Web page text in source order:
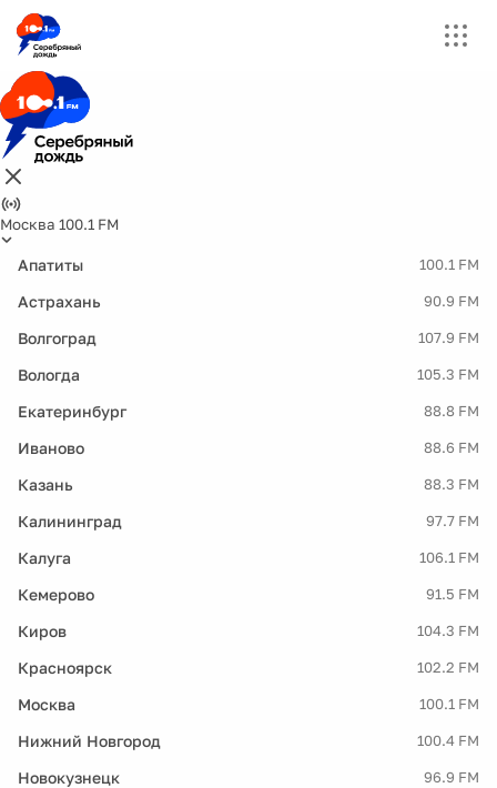
Москва 100.1 FM
Апатиты 100.1 FM
Астрахань 90.9 FM
Волгоград 107.9 FM
Вологда 105.3 FM
Екатеринбург 88.8 FM
Иваново 88.6 FM
Казань 88.3 FM
Калининград 97.7 FM
Калуга 106.1 FM
Кемерово 91.5 FM
Киров 104.3 FM
Красноярск 102.2 FM
Москва 100.1 FM
Нижний Новгород 100.4 FM
Новокузнецк 96.9 FM